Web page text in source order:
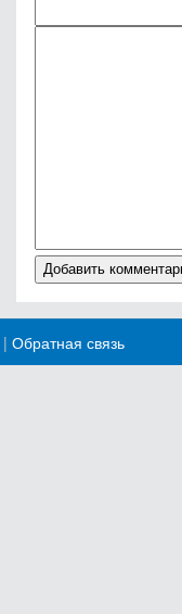
| Обратная связь